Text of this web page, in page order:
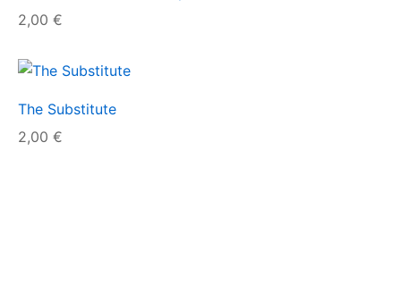
2,00 €
The Substitute
2,00 €